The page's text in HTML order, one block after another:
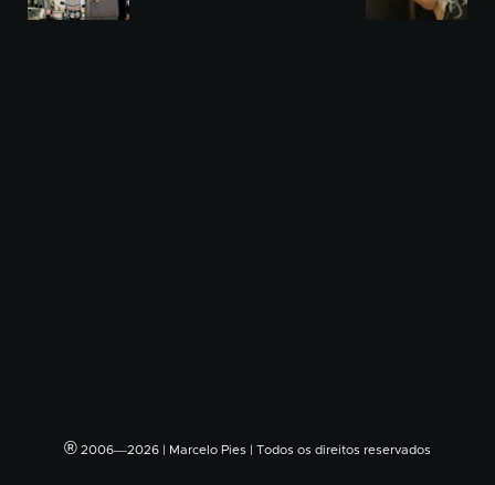
® 2006―2026 | Marcelo Pies | Todos os direitos reservados